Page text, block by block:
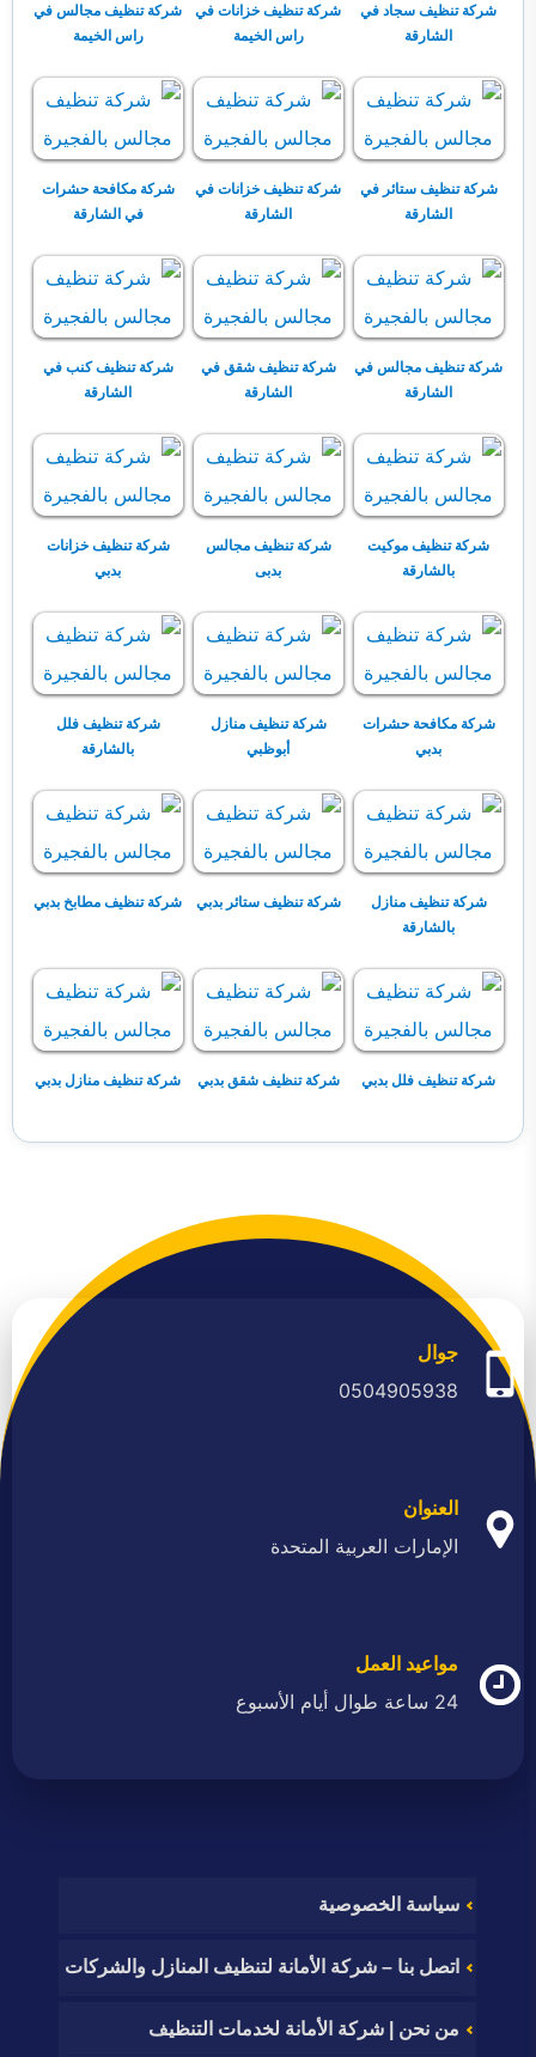
شركة تنظيف سجاد في
الشارقة
شركة تنظيف خزانات في
راس الخيمة
شركة تنظيف مجالس في
راس الخيمة
شركة تنظيف ستائر في
الشارقة
شركة تنظيف خزانات في
الشارقة
شركة مكافحة حشرات
في الشارقة
شركة تنظيف مجالس في
الشارقة
شركة تنظيف شقق في
الشارقة
شركة تنظيف كنب في
الشارقة
شركة تنظيف موكيت
بالشارقة
شركة تنظيف مجالس
بدبى
شركة تنظيف خزانات
بدبي
شركة مكافحة حشرات
بدبي
شركة تنظيف منازل
أبوظبي
شركة تنظيف فلل
بالشارقة
شركة تنظيف منازل
بالشارقة
شركة تنظيف ستائر بدبي شركة تنظيف مطابخ بدبي
شركة تنظيف فلل بدبي شركة تنظيف شقق بدبي شركة تنظيف منازل بدبي
جوال
0504905938
العنوان
الإمارات العربية المتحدة
مواعيد العمل
24 ساعة طوال أيام الأسبوع
سياسة الخصوصية
اتصل بنا – شركة الأمانة لتنظيف المنازل والشركات
من نحن | شركة الأمانة لخدمات التنظيف